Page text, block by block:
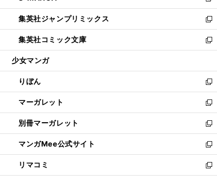
開
く
ウ
で
開
く
ン
ド
ウ
で
開
ウ
ィ
ン
ド
ウ
開
く
し
い
ウ
ィ
ン
ウ
で
開
く
集英社ジャンプリミックス
新
し
い
ウ
ン
ド
ウ
で
開
く
集英社コミック文庫
新
し
ウ
ィ
ン
ド
ウ
で
開
く
少女マンガ
りぼん
新
し
い
ウ
ィ
ン
ド
ウ
で
開
マーガレット
新
し
い
ウ
ィ
ン
ド
ウ
別冊マーガレット
新
し
い
ウ
ィ
ン
マンガMee公式サイト
新
し
い
ウ
リマコミ
新
し